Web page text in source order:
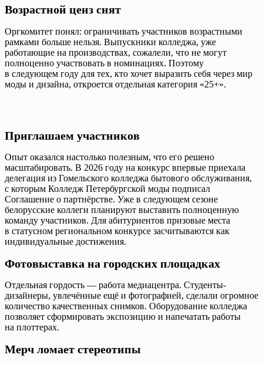
Возрастной ценз снят
Оргкомитет понял: ограничивать участников возрастными
рамками больше нельзя. Выпускники колледжа, уже
работающие на производствах, сожалели, что не могут
полноценно участвовать в номинациях. Поэтому
в следующем году для тех, кто хочет выразить себя через мир
моды и дизайна, откроется отдельная категория «25+».
Приглашаем участников
Опыт оказался настолько полезным, что его решено
масштабировать. В 2026 году на конкурс впервые приехала
делегация из Гомельского колледжа бытового обслуживания,
с которым Колледж Петербургской моды подписал
Соглашение о партнёрстве. Уже в следующем сезоне
белорусские коллеги планируют выставить полноценную
команду участников. Для абитуриентов призовые места
в статусном региональном конкурсе засчитываются как
индивидуальные достижения.
Фотовыставка на городских площадках
Отдельная гордость — работа медиацентра. Студенты-
дизайнеры, увлечённые ещё и фотографией, сделали огромное
количество качественных снимков. Оборудование колледжа
позволяет сформировать экспозицию и напечатать работы
на плоттерах.
Мерч ломает стереотипы